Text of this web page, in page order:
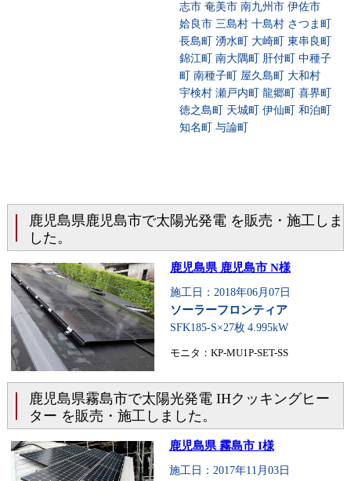
志市 奄美市 南九州市 伊佐市
姶良市 三島村 十島村 さつま町
長島町 湧水町 大崎町 東串良町
錦江町 南大隅町 肝付町 中種子
町 南種子町 屋久島町 大和村
宇検村 瀬戸内町 龍郷町 喜界町
徳之島町 天城町 伊仙町 和泊町
知名町 与論町
鹿児島県鹿児島市で太陽光発電 を販売・施工しま
した。
鹿児島県 鹿児島市 N様
施工日：2018年06月07日
ソーラーフロンティア
SFK185-S×27枚 4.995kW
モニタ：KP-MU1P-SET-SS
鹿児島県霧島市で太陽光発電 IHクッキングヒー
ター を販売・施工しました。
鹿児島県 霧島市 I様
施工日：2017年11月03日